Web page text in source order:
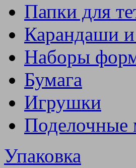
Папки для
Карандаши и
Наборы
Бумага
Игрушки
Поделочные
Упаковка